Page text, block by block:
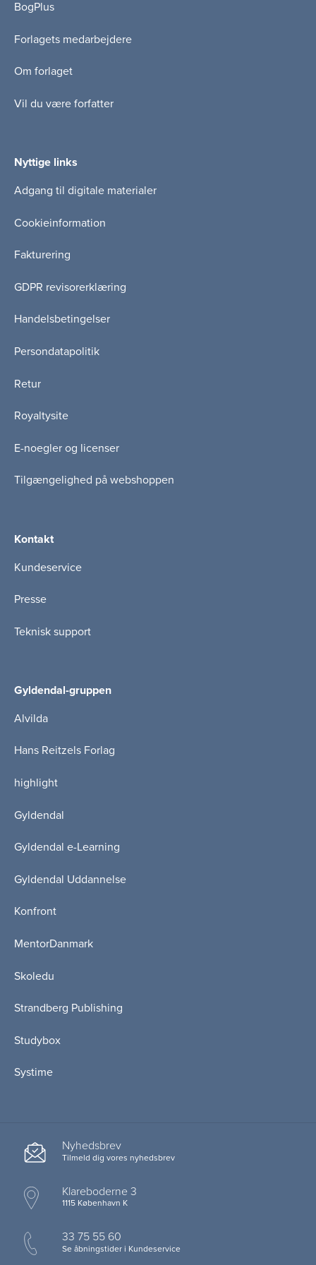
BogPlus
Forlagets medarbejdere
Om forlaget
Vil du være forfatter
Nyttige links
Adgang til digitale materialer
Cookieinformation
Fakturering
GDPR revisorerklæring
Handelsbetingelser
Persondatapolitik
Retur
Royaltysite
E-noegler og licenser
Tilgængelighed på webshoppen
Kontakt
Kundeservice
Presse
Teknisk support
Gyldendal-gruppen
Alvilda
Hans Reitzels Forlag
highlight
Gyldendal
Gyldendal e-Learning
Gyldendal Uddannelse
Konfront
MentorDanmark
Skoledu
Strandberg Publishing
Studybox
Systime
Nyhedsbrev
Tilmeld dig vores nyhedsbrev
Klareboderne 3
1115 København K
33 75 55 60
Se åbningstider i Kundeservice